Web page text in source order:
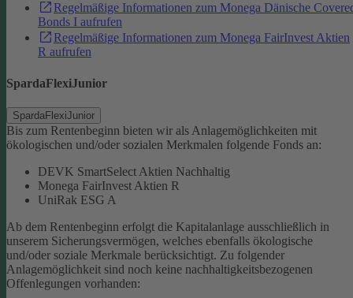
Regelmäßige Informationen zum Monega Dänische
Bonds I aufrufen
Regelmäßige Informationen zum Monega FairInvest Aktien
R aufrufen
SpardaFlexiJunior
SpardaFlexiJunior
Bis zum Rentenbeginn bieten wir als Anlagemöglichkeiten mit
ökologischen und/oder sozialen Merkmalen folgende Fonds an:
DEVK SmartSelect Aktien Nachhaltig
Monega FairInvest Aktien R
UniRak ESG A
Ab dem Rentenbeginn erfolgt die Kapitalanlage ausschließlich in
unserem Sicherungsvermögen, welches ebenfalls ökologische
und/oder soziale Merkmale berücksichtigt. Zu folgender
Anlagemöglichkeit sind noch keine nachhaltigkeitsbezogenen
Offenlegungen vorhanden: